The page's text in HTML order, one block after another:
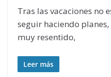
Tras las vacaciones no
seguir haciendo
muy resentido,
Leer más